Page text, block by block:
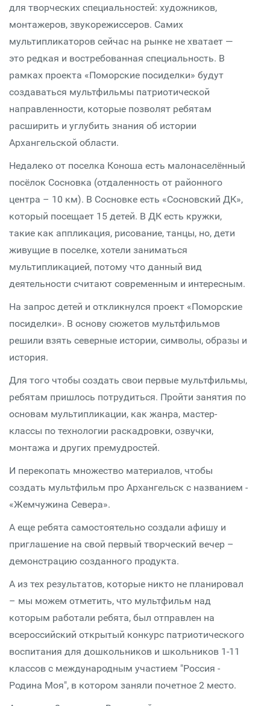
для творческих специальностей: художников,
монтажеров, звукорежиссеров. Самих
мультипликаторов сейчас на рынке не хватает —
это редкая и востребованная специальность. В
рамках проекта «Поморские посиделки» будут
создаваться мультфильмы патриотической
направленности, которые позволят ребятам
расширить и углубить знания об истории
Архангельской области.
Недалеко от поселка Коноша есть малонаселённый
посёлок Сосновка (отдаленность от районного
центра – 10 км). В Сосновке есть «Сосновский ДК»,
который посещает 15 детей. В ДК есть кружки,
такие как аппликация, рисование, танцы, но, дети
живущие в поселке, хотели заниматься
мультипликацией, потому что данный вид
деятельности считают современным и интересным.
На запрос детей и откликнулся проект «Поморские
посиделки». В основу сюжетов мультфильмов
решили взять северные истории, символы, образы и
история.
Для того чтобы создать свои первые мультфильмы,
ребятам пришлось потрудиться. Пройти занятия по
основам мультипликации, как жанра, мастер-
классы по технологии раскадровки, озвучки,
монтажа и других премудростей.
И перекопать множество материалов, чтобы
создать мультфильм про Архангельск с названием -
«Жемчужина Севера».
А еще ребята самостоятельно создали афишу и
приглашение на свой первый творческий вечер –
демонстрацию созданного продукта.
А из тех результатов, которые никто не планировал
– мы можем отметить, что мультфильм над
которым работали ребята, был отправлен на
всероссийский открытый конкурс патриотического
воспитания для дошкольников и школьников 1-11
классов с международным участием "Россия -
Родина Моя", в котором заняли почетное 2 место.